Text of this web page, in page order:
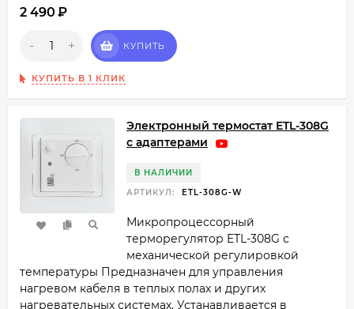
2 490 ₽
- + КУПИТЬ
КУПИТЬ В 1 КЛИК
Электронный термостат ETL-308G
с адаптерами
В НАЛИЧИИ
АРТИКУЛ:
ETL-308G-W
Микропроцессорный
терморегулятор ETL-308G с
механической регулировкой
температуры Предназначен для управления
нагревом кабеля в теплых полах и других
нагревательных системах. Устанавливается в